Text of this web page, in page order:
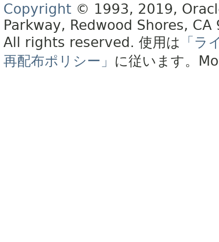
Copyright © 1993, 2019,
Parkway, Redwood Shores, CA
All rights reserved. 使用は 「ラ
再配布ポリシー」 に従います。